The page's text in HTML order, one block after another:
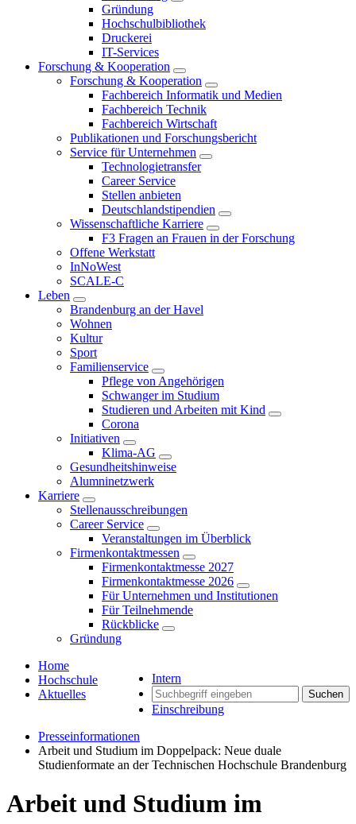
Gründung
Hochschulbibliothek
Druckerei
IT-Services
Forschung & Kooperation
Forschung & Kooperation
Fachbereich Informatik und Medien
Fachbereich Technik
Fachbereich Wirtschaft
Publikationen und Forschungsbericht
Service für Unternehmen
Technologietransfer
Career Service
Stellen anbieten
Deutschlandstipendien
Wissenschaftliche Karriere
F3 Fragen an Frauen in der Forschung
Offene Werkstatt
InNoWest
SCALE-C
Leben
Brandenburg an der Havel
Wohnen
Kultur
Sport
Familienservice
Pflege von Angehörigen
Schwanger im Studium
Studieren und Arbeiten mit Kind
Corona
Initiativen
Klima-AG
Gesundheitshinweise
Alumninetzwerk
Karriere
Stellenausschreibungen
Career Service
Veranstaltungen im Überblick
Firmenkontaktmessen
Firmenkontaktmesse 2027
Firmenkontaktmesse 2026
Für Unternehmen und Institutionen
Für Teilnehmende
Rückblicke
Gründung
Intern
Suchen
Einschreibung
Home
Hochschule
Aktuelles
Presseinformationen
Arbeit und Studium im Doppelpack: Neue duale
Studienformate an der Technischen Hochschule Brandenburg
Arbeit und Studium im